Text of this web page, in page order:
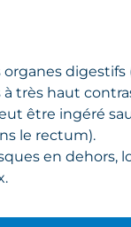
digestifs
très haut
être ingéré
le rectum).
en dehors,